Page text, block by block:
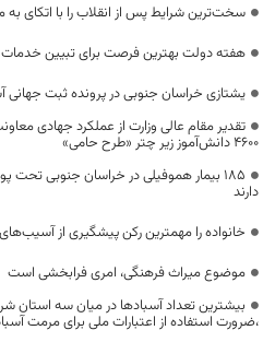
سخت‌ترین شرایط پس از انقلاب را با اتکای
هفته دولت بهترین فرصت برای تبیین
یشتازی خراسان جنوبی در پرونده ثبت جهانی
تقدیر مقام عالی وزارت از عملکرد جهادی
۴۶۰۰ دانش‌آموز زیر چتر «طرح حامی»
۱۸۵ بیمار هموفیلی در خراسان جنوبی
دارند
خانواده را مهمترین رکن پیشگیری از
موضوع میراث فرهنگی، امری فرابخشی است
بیشترین تعداد آسبادها در میان سه استان
،ضرورت استفاده از اعتبارات ملی برای مرمت